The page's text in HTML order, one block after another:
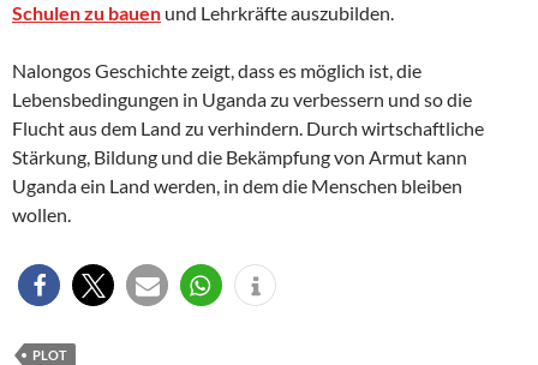
Schulenzu bauen und Lehrkräfte auszubilden.
Nalongos Geschichte zeigt, dass es möglich ist, die
Lebensbedingungen in Uganda zu verbessern und so die
Flucht aus dem Land zu verhindern. Durch wirtschaftliche
Stärkung, Bildung und die Bekämpfung von Armut kann
Uganda ein Land werden, in dem die Menschen bleiben
wollen.
PLOT